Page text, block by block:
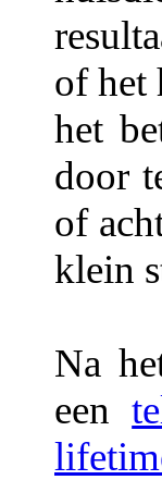
of het
het
door
of
klein
Na
een